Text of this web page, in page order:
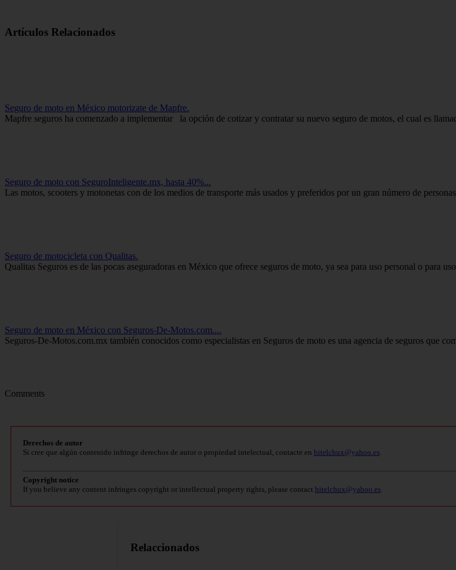
Artículos Relacionados
Seguro de moto en México motorizate de Mapfre.
Mapfre seguros ha comenzado a implementar la opción de cotizar y contratar su nuevo seguro de motos, el cual es
Seguro de moto con SeguroInteligente.mx, hasta 40%...
Las motos, scooters y motonetas con de los medios de transporte más usados y preferidos por un gran número de
Seguro de motocicleta con Qualitas.
Qualitas Seguros es de las pocas aseguradoras en México que ofrece seguros de moto, ya sea para uso personal o para
Seguro de moto en México con Seguros-De-Motos.com....
Seguros-De-Motos.com.mx también conocidos como especialistas en Seguros de moto es una agencia de seguros que
Comments
Derechos de autor
Si cree que algún contenido infringe derechos de autor o propiedad intelectual, contacte en bitelchux@yahoo.es.
Copyright notice
If you believe any content infringes copyright or intellectual property rights, please contact bitelchux@yahoo.es.
Relaccionados